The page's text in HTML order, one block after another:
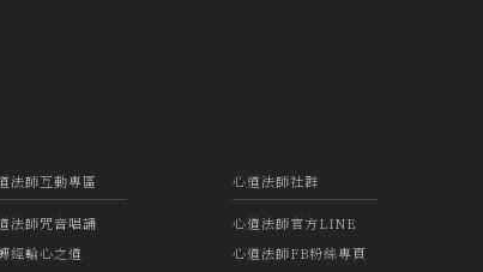
法師互動專區
法師咒音唱誦
經輪心之道
心道法師社群
心道法師官方LINE
心道法師FB粉絲專頁